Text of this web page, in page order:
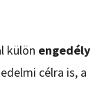
külön engedély
célra is, a